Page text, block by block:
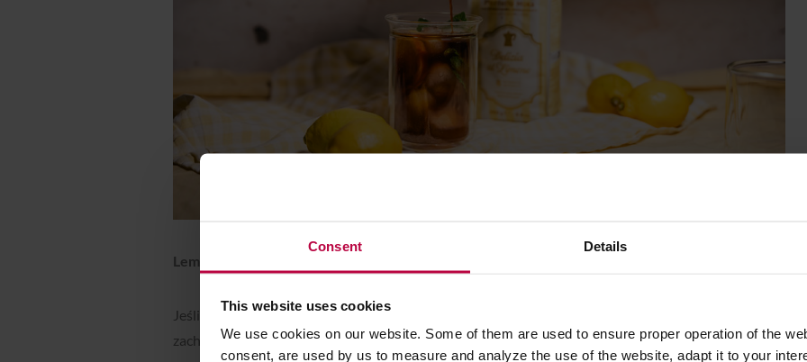
Consent Details
This website uses cookies
We use cookies on our website. Some of them are used to ensure proper operation of the
consent, are used by us to measure and analyze the use of the website, adapt it to your
Lemonade Espresso
Jeśli tradycyjne espresso tonic bywa dla Was zbyt wytrawne lub gorzkie, lemoniada kawowa
zachwyci Was idealnym balansem słodyczy i kwaśnych nut.